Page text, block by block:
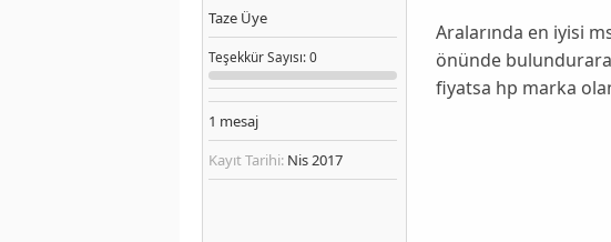
Taze Üye
TeşekkürSayısı: 0
1 mesaj
Kayıt Tarihi: Nis 2017
Aralarında en iyisi
önünde
fiyatsa hp marka